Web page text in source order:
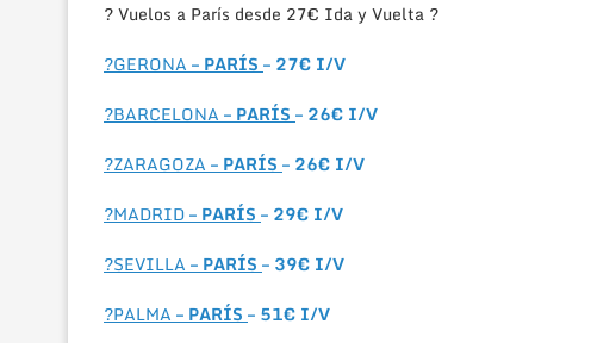
? Vuelos a París desde 27€ Ida y Vuelta ?
?GERONA – PARÍS – 27€ I/V
?BARCELONA – PARÍS – 26€ I/V
?ZARAGOZA – PARÍS – 26€ I/V
?MADRID– PARÍS – 29€ I/V
?SEVILLA – PARÍS – 39€ I/V
?PALMA – PARÍS – 51€ I/V